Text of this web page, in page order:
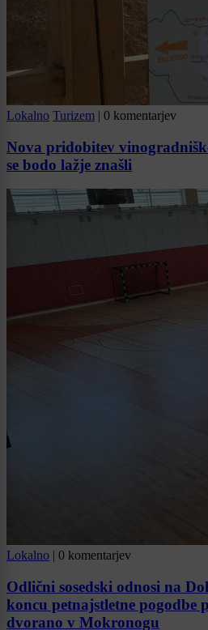
Lokalno Turizem | 0 komentarjev
Nova pridobitev
se bodo lažje znašli
Lokalno | 0 komentarjev
Odlični sosedski odnosi na
koncu petnajstletne pogodbe
dvorano v Mokronogu